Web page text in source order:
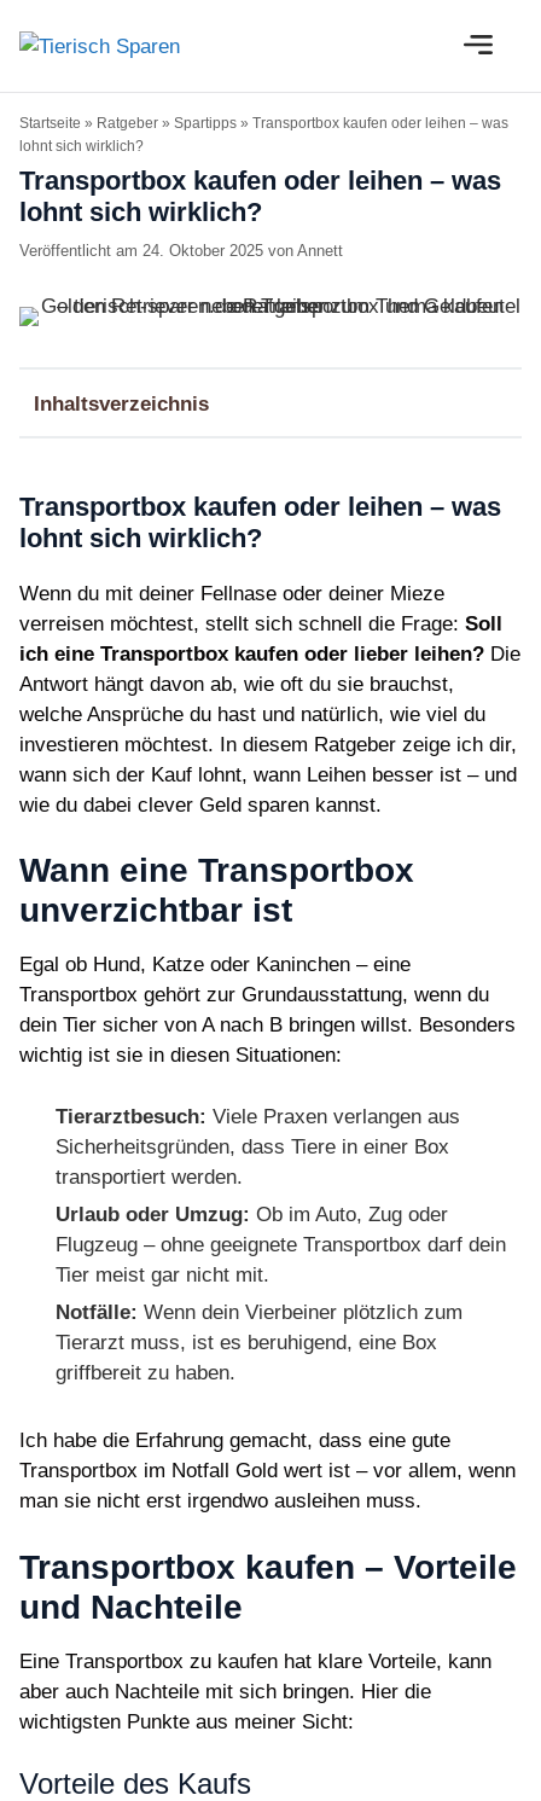
Inhalt
Startseite » Ratgeber » Spartipps » Transportbox kaufen oder leihen – was
lohnt sich wirklich?
Transportbox kaufen oder leihen – was
lohnt sich wirklich?
24. Oktober 2025 von Annett
Inhaltsverzeichnis
Transportbox kaufen oder leihen – was
lohnt sich wirklich?
Wenn du mit deiner Fellnase oder deiner Mieze
verreisen möchtest, stellt sich schnell die Frage: Soll
ich eine Transportbox kaufen oder lieber leihen? Die
Antwort hängt davon ab, wie oft du sie brauchst,
welche Ansprüche du hast und natürlich, wie viel du
investieren möchtest. In diesem Ratgeber zeige ich dir,
wann sich der Kauf lohnt, wann Leihen besser ist – und
wie du dabei clever Geld sparen kannst.
Wann eine Transportbox
unverzichtbar ist
Egal ob Hund, Katze oder Kaninchen – eine
Transportbox gehört zur Grundausstattung, wenn du
dein Tier sicher von A nach B bringen willst. Besonders
wichtig ist sie in diesen Situationen:
Tierarztbesuch: Viele Praxen verlangen aus
Sicherheitsgründen, dass Tiere in einer Box
transportiert werden.
Urlaub oder Umzug: Ob im Auto, Zug oder
Flugzeug – ohne geeignete Transportbox darf dein
Tier meist gar nicht mit.
Notfälle: Wenn dein Vierbeiner plötzlich zum
Tierarzt muss, ist es beruhigend, eine Box
griffbereit zu haben.
Ich habe die Erfahrung gemacht, dass eine gute
Transportbox im Notfall Gold wert ist – vor allem, wenn
man sie nicht erst irgendwo ausleihen muss.
Transportbox kaufen – Vorteile
und Nachteile
Eine Transportbox zu kaufen hat klare Vorteile, kann
aber auch Nachteile mit sich bringen. Hier die
wichtigsten Punkte aus meiner Sicht:
Vorteile des Kaufs